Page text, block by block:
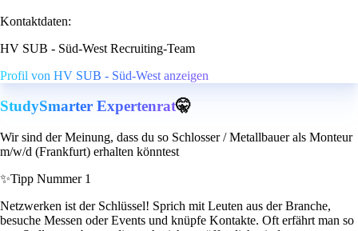
Kontaktdaten:
HV SUB - Süd-West Recruiting-Team
Profil von HV SUB - Süd-West anzeigen
StudySmarter Expertenrat🤫
Wir sind der Meinung, dass du so Schlosser / Metallbauer als Monteur
m/w/d (Frankfurt) erhalten könntest
✨Tipp Nummer 1
Netzwerken ist der Schlüssel! Sprich mit Leuten aus der Branche,
besuche Messen oder Events und knüpfe Kontakte. Oft erfährt man so